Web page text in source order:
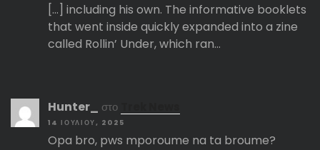
[…] including his own. The informative booklets
that went inside quickly expanded into a zine
called Rollin’ Under, which ran…
Hunter_ στο
14 ΙΟΥΛΊΟΥ, 2025
Opa bro, pws mporoume na ta broume?